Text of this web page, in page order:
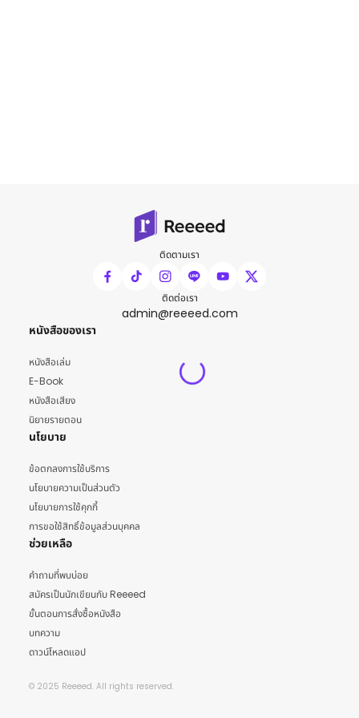
ติดตามเรา
ติดต่อเรา
admin@reeeed.com
หนังสือของเรา
หนังสือเล่ม
E-Book
หนังสือเสียง
นิยายรายตอน
นโยบาย
ข้อตกลงการใช้บริการ
นโยบายความเป็นส่วนตัว
นโยบายการใช้คุกกี้
การขอใช้สิทธิ์ข้อมูลส่วนบุคคล
ช่วยเหลือ
คำถามที่พบบ่อย
สมัครเป็นนักเขียนกับ Reeeed
ขั้นตอนการสั่งซื้อหนังสือ
บทความ
ดาวน์โหลดแอป
© 2025 Reeeed. All rights reserved.